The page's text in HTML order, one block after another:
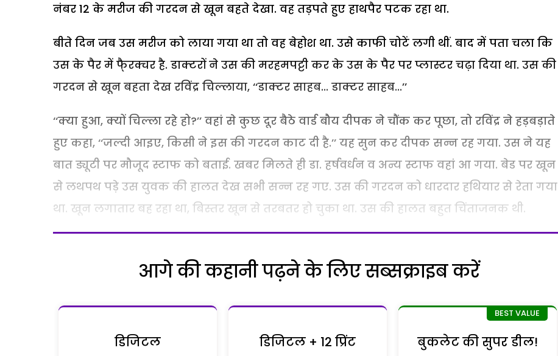
नंबर 12 के मरीज की गरदन से खून बहते देखा. वह तड़पते हुए हाथपैर पटक रहा था.
बीते दिन जब उस मरीज को लाया गया था तो वह बेहोश था. उसे काफी चोटें लगी थीं. बाद में पता चला कि
उस के पैर में फै्रक्चर है. डाक्टरों ने उस की मरहमपट्टी कर के उस के पैर पर प्लास्टर चढ़ा दिया था. उस की
गरदन से खून बहता देख रविंद्र चिल्लाया, ‘‘डाक्टर साहब... डाक्टर साहब...’’
‘‘क्या हुआ, क्यों चिल्ला रहे हो?’’ वहां से कुछ दूर बैठे वार्ड बौय दीपक ने चौंक कर पूछा, तो रविंद्र ने हड़बड़ाते
हुए कहा, ‘‘जल्दी आइए, किसी ने इस की गरदन काट दी है.’’ यह सुन कर दीपक सन्न रह गया. उस ने यह
बात ड्यूटी पर मौजूद स्टाफ को बताई. खबर मिलते ही डा. हर्षवर्धन व अन्य स्टाफ वहां आ गया. बेड पर खून
से लथपथ पड़े उस युवक की हालत देख सभी सन्न रह गए. उस की गरदन को धारदार हथियार से रेता गया
था. खून लगातार बह रहा था, बिस्तर खून से तरबतर हो चुका था. उस की हालत बहुत चिंताजनक थी.
आगे की कहानी पढ़ने के लिए सब्सक्राइब करें
डिजिटल
डिजिटल + 12 प्रिंट
बुकलेट की सुपर डील!